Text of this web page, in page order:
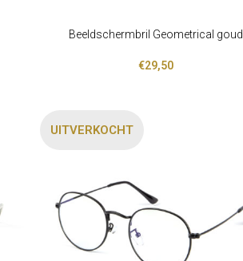
LEES VERDER
Beeldschermbril Geometrical goud
€29,50
UITVERKOCHT